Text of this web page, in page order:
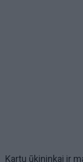
Kartu ūkininkai ir